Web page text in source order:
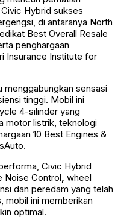
Hybrid sukses
di antaranya North
Best Overall Resale
penghargaan
Insurance Institute for
menggabungkan sensasi
tinggi. Mobil ini
4-silinder yang
motor listrik, teknologi
10 Best Engines &
Civic Hybrid
Noise Control, wheel
dan peredam yang telah
mobil ini memberikan
optimal.